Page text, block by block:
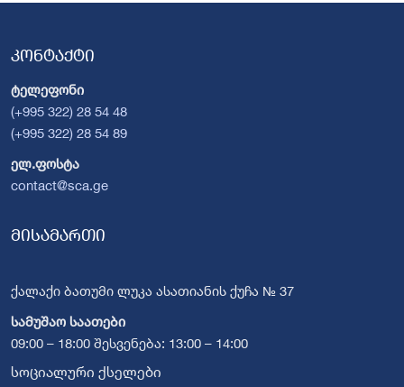
კონტაქტი
ტელეფონი
(+995 322) 28 54 48
(+995 322) 28 54 89
ელ.ფოსტა
contact@sca.ge
მისამართი
ქალაქი ბათუმი ლუკა ასათიანის ქუჩა № 37
სამუშაო საათები
09:00 – 18:00 შესვენება: 13:00 – 14:00
სოციალური ქსელები